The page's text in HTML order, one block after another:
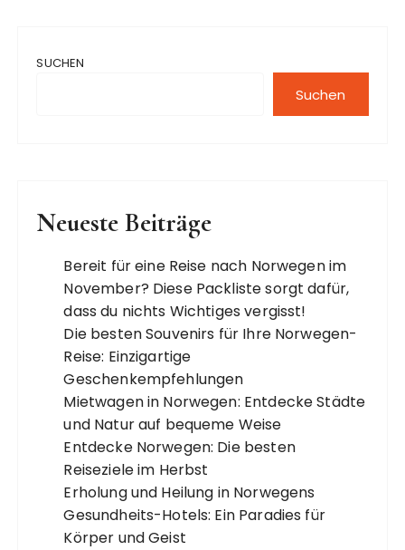
SUCHEN
Suchen
Neueste Beiträge
Bereit für eine Reise nach Norwegen im
November? Diese Packliste sorgt dafür,
dass du nichts Wichtiges vergisst!
Die besten Souvenirs für Ihre Norwegen-
Reise: Einzigartige
Geschenkempfehlungen
Mietwagen in Norwegen: Entdecke Städte
und Natur auf bequeme Weise
Entdecke Norwegen: Die besten
Reiseziele im Herbst
Erholung und Heilung in Norwegens
Gesundheits-Hotels: Ein Paradies für
Körper und Geist